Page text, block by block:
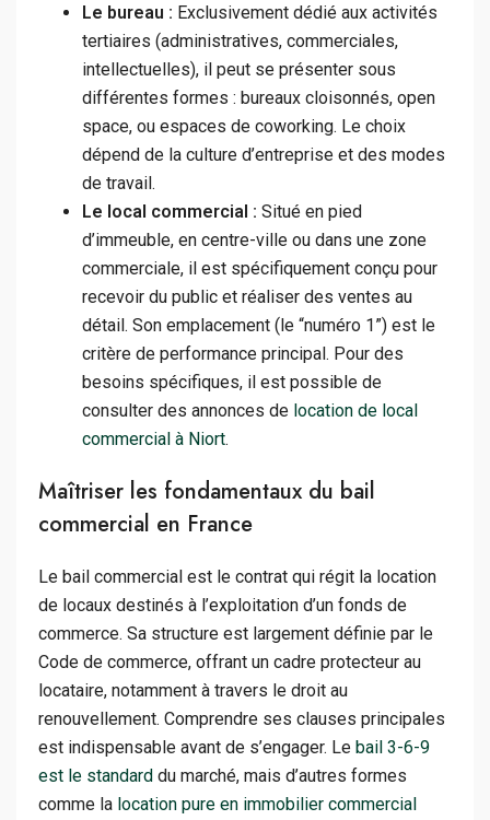
Le bureau : Exclusivement dédié aux activités
tertiaires (administratives, commerciales,
intellectuelles), il peut se présenter sous
différentes formes : bureaux cloisonnés, open
space, ou espaces de coworking. Le choix
dépend de la culture d’entreprise et des modes
de travail.
Le local commercial : Situé en pied
d’immeuble, en centre-ville ou dans une zone
commerciale, il est spécifiquement conçu pour
recevoir du public et réaliser des ventes au
détail. Son emplacement (le “numéro 1”) est le
critère de performance principal. Pour des
besoins spécifiques, il est possible de
consulter des annonces de location de local
commercial à Niort.
Maîtriser les fondamentaux du bail
commercial en France
Le bail commercial est le contrat qui régit la location
de locaux destinés à l’exploitation d’un fonds de
commerce. Sa structure est largement définie par le
Code de commerce, offrant un cadre protecteur au
locataire, notamment à travers le droit au
renouvellement. Comprendre ses clauses principales
est indispensable avant de s’engager. Le bail 3-6-9
est le standard du marché, mais d’autres formes
comme la location pure en immobilier commercial